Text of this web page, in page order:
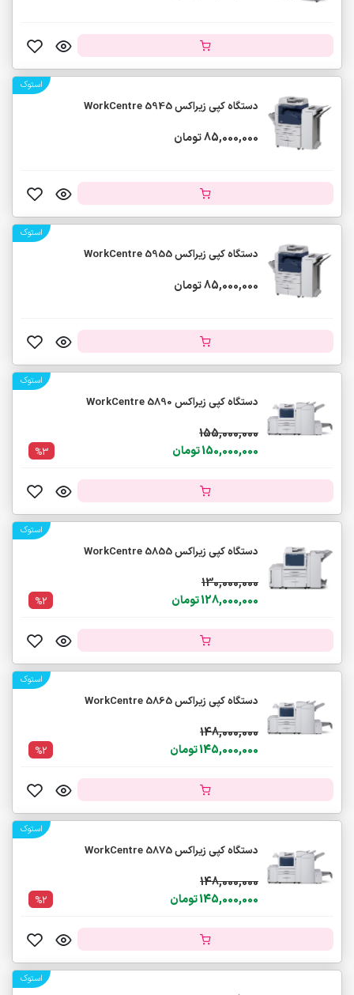
استوک
دستگاه کپی زیراکس WorkCentre 5945
85,000,000 تومان
استوک
دستگاه کپی زیراکس WorkCentre 5955
85,000,000 تومان
استوک
دستگاه کپی زیراکس WorkCentre 5890
155,000,000
150,000,000 تومان
%3
استوک
دستگاه کپی زیراکس WorkCentre 5855
130,000,000
128,000,000 تومان
%2
استوک
دستگاه کپی زیراکس WorkCentre 5865
148,000,000
145,000,000 تومان
%2
استوک
دستگاه کپی زیراکس WorkCentre 5875
148,000,000
145,000,000 تومان
%2
استوک